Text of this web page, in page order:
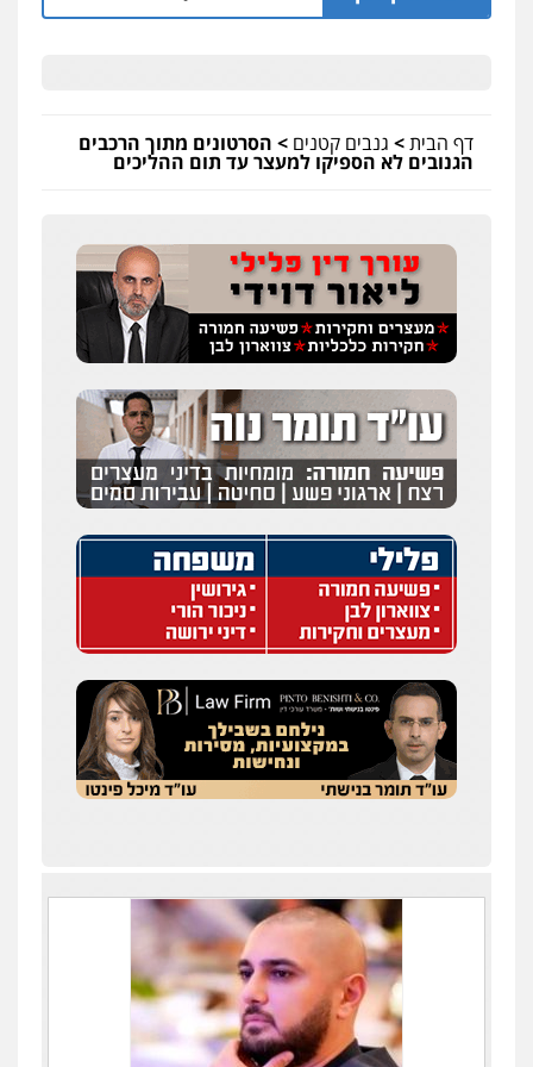
דף הבית> גנבים קטנים > הסרטונים מתוך הרכבים
הגנובים לא הספיקו למעצר עד תום ההליכים
פלילי כלכלי עורכי דין לענייני אסירים
גיא זהבי משרד עורכי דין
פלילי משפחה
עו"ד איהאב ג'לג'ולי
פלילי מעצרים וחקירות עורכי דין לענייני
אסירים
0505216700
אייל בן שושן, עורך דין פלילי
פלילי מעצרים וחקירות פשיעה חמורה
נוער רישום פלילי
0522763105
עו"ד שלומי שרון
מעצרים וחקירות
0547342002
עו"ד אלון קריטי
פלילי כלכלי אלימות סמים מעצרים
0525544654
עו"ד זוהר ארבל
עו"ד שלי גורביץ – לוי
משפט פלילי פשיעה חמורה מעצרים
וחקירות צבאי תעבורה
0544218336